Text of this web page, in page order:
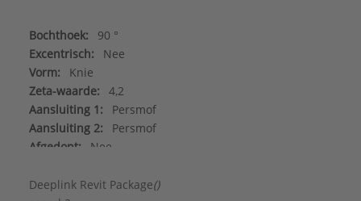
Bochthoek:
90 °
Excentrisch:
Nee
Vorm:
Knie
Zeta-waarde:
4,2
Aansluiting 1:
Persmof
Aansluiting 2:
Persmof
Afgedopt:
Nee
DVGW-keur voor water:
Deeplink Revit Package()